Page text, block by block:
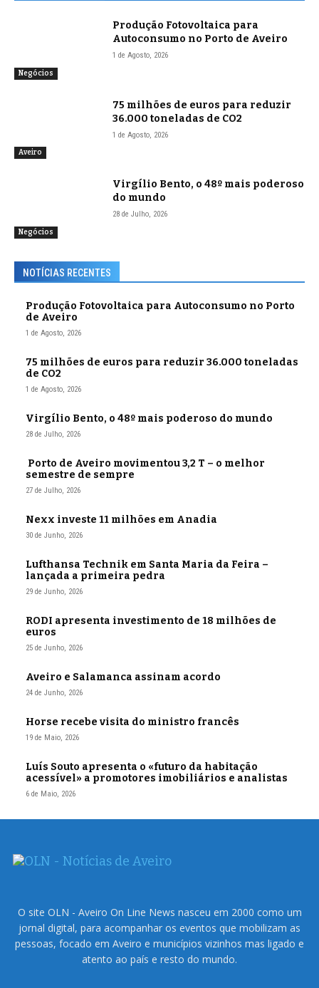
Negócios
Produção Fotovoltaica para
Autoconsumo no Porto de Aveiro
1 de Agosto, 2026
Aveiro
75 milhões de euros para reduzir
36.000 toneladas de CO2
1 de Agosto, 2026
Negócios
Virgílio Bento, o 48º mais poderoso
do mundo
28 de Julho, 2026
NOTÍCIAS RECENTES
Produção Fotovoltaica para Autoconsumo no Porto
de Aveiro
1 de Agosto, 2026
75 milhões de euros para reduzir 36.000 toneladas
de CO2
1 de Agosto, 2026
Virgílio Bento, o 48º mais poderoso do mundo
28 de Julho, 2026
Porto de Aveiro movimentou 3,2 T – o melhor
semestre de sempre
27 de Julho, 2026
Nexx investe 11 milhões em Anadia
30 de Junho, 2026
Lufthansa Technik em Santa Maria da Feira –
lançada a primeira pedra
29 de Junho, 2026
RODI apresenta investimento de 18 milhões de
euros
25 de Junho, 2026
Aveiro e Salamanca assinam acordo
24 de Junho, 2026
Horse recebe visita do ministro francês
19 de Maio, 2026
Luís Souto apresenta o «futuro da habitação
acessível» a promotores imobiliários e analistas
6 de Maio, 2026
O site OLN - Aveiro On Line News nasceu em 2000 como um
jornal digital, para acompanhar os eventos que mobilizam as
pessoas, focado em Aveiro e municípios vizinhos mas ligado e
atento ao país e resto do mundo.